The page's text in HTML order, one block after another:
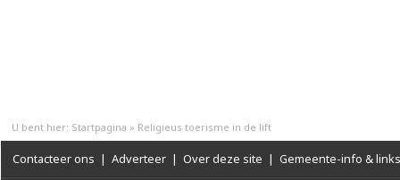
U bent hier: Startpagina » Religieus toerisme in de lift
Contacteer ons | Adverteer | Over deze site | Gemeente-info & links